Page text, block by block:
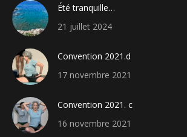
Été tranquille…
21 juillet 2024
Convention 2021.d
17 novembre 2021
Convention 2021. c
16 novembre 2021